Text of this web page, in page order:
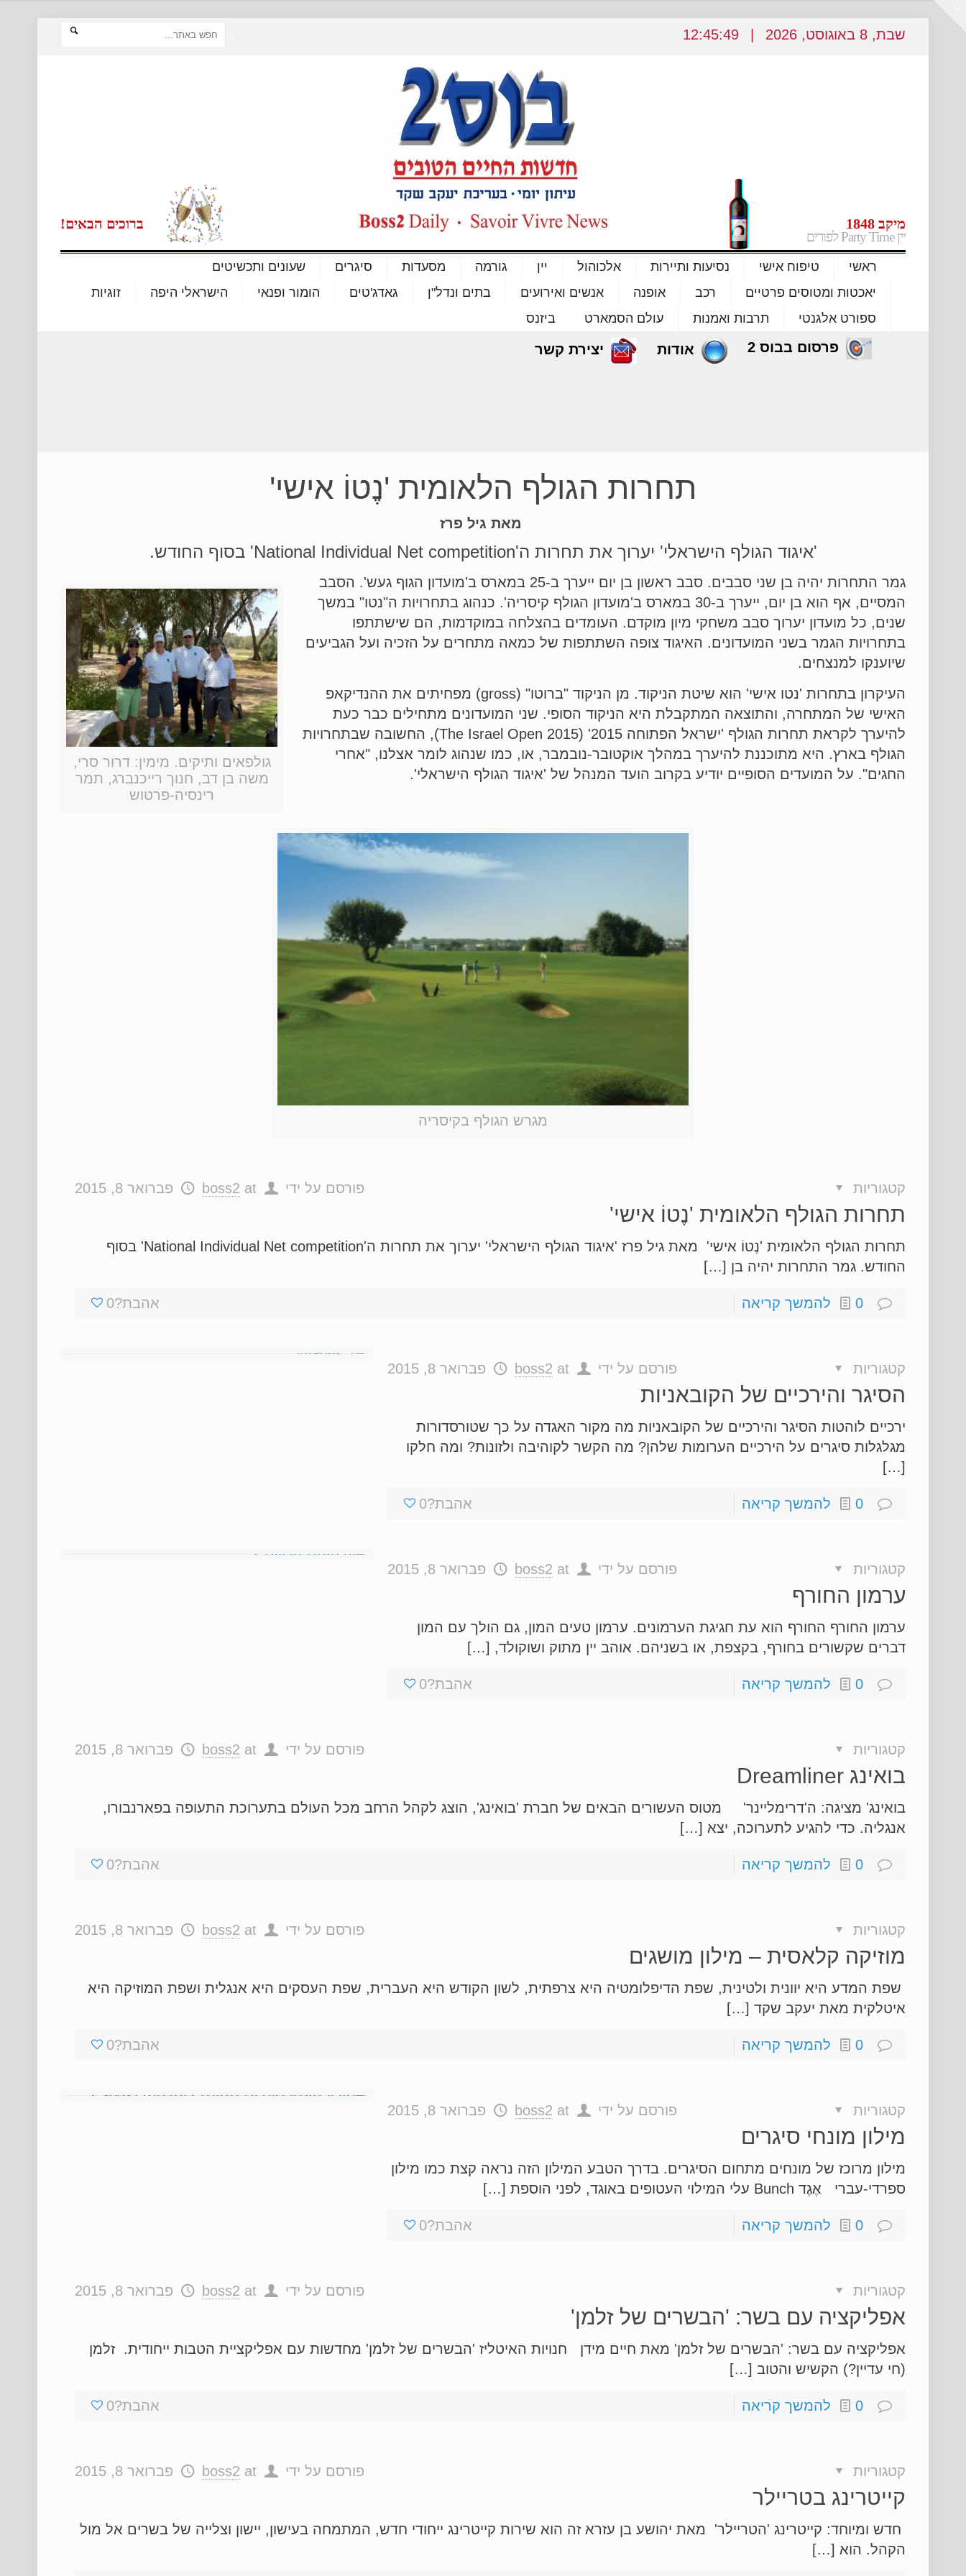
שבת, 8 באוגוסט, 2026
:45:50
ברוכים הבאים! מיקב 1848
יין Party Time לפורים
ראשי טיפוח אישי נסיעות ותיירות אלכוהול יין גורמה מסעדות סיגרים
שעונים ותכשיטים
יאכטות ומטוסים פרטיים
רכב אופנה אנשים ואירועים בתים ונדל"ן גאדג'טים הומור ופנאי הישראלי היפה
זוגיות
ספורט אלגנטי
תרבות ואמנות עולם הסמארט ביזנס
פרסום בבוס 2 אודות יצירת קשר
תחרות הגולף הלאומית 'נֶטוֹ אישי'
מאת גיל פרז
'איגוד הגולף הישראלי' יערוך את תחרות ה'National Individual Net competition' בסוף החודש.
גולפאים ותיקים. מימין: דרור סרי,
משה בן דב, חנוך רייכנברג, תמר
רינסיה-פרטוש
גמר התחרות יהיה בן שני סבבים. סבב ראשון בן יום ייערך ב-25 במארס ב'מועדון הגוף געש'. הסבב
המסיים, אף הוא בן יום, ייערך ב-30 במארס ב'מועדון הגולף קיסריה'. כנהוג בתחרויות ה"נטו" במשך
שנים, כל מועדון יערוך סבב משחקי מיון מוקדם. העומדים בהצלחה במוקדמות, הם שישתתפו
בתחרויות הגמר בשני המועדונים. האיגוד צופה השתתפות של כמאה מתחרים על הזכיה ועל הגביעים
שיוענקו למנצחים.
העיקרון בתחרות 'נטו אישי' הוא שיטת הניקוד. מן הניקוד "ברוטו" (gross) מפחיתים את ההנדיקאפ
האישי של המתחרה, והתוצאה המתקבלת היא הניקוד הסופי. שני המועדונים מתחילים כבר כעת
להיערך לקראת תחרות הגולף 'ישראל הפתוחה 2015' (The Israel Open 2015), החשובה שבתחרויות
הגולף בארץ. היא מתוכננת להיערך במהלך אוקטובר-נובמבר, או, כמו שנהוג לומר אצלנו, "אחרי
החגים". על המועדים הסופיים יודיע בקרוב הועד המנהל של 'איגוד הגולף הישראלי'.
מגרש הגולף בקיסריה
פורסם על ידי boss2 at פברואר 8, 2015 קטגוריות
תחרות הגולף הלאומית 'נֶטוֹ אישי'
תחרות הגולף הלאומית 'נֶטוֹ אישי' מאת גיל פרז 'איגוד הגולף הישראלי' יערוך את תחרות ה'National Individual Net competition' בסוף
החודש. גמר התחרות יהיה בן […]
אהבת?0 0 להמשך קריאה
פורסם על ידי boss2 at פברואר 8, 2015 קטגוריות
הסיגר והירכיים של הקובאניות
ירכיים לוהטות הסיגר והירכיים של הקובאניות מה מקור האגדה על כך שטורסדורות
מגלגלות סיגרים על הירכיים הערומות שלהן? מה הקשר לקוהיבה ולזונות? ומה חלקו
[…]
אהבת?0 0 להמשך קריאה
פורסם על ידי boss2 at פברואר 8, 2015 קטגוריות
ערמון החורף
ערמון החורף החורף הוא עת חגיגת הערמונים. ערמון טעים המון, גם הולך עם המון
דברים שקשורים בחורף, בקצפת, או בשניהם. אוהב יין מתוק ושוקולד, […]
אהבת?0 0 להמשך קריאה
פורסם על ידי boss2 at פברואר 8, 2015 קטגוריות
בואינג Dreamliner
בואינג' מציגה: ה'דרימליינר' מטוס העשורים הבאים של חברת 'בואינג', הוצג לקהל הרחב מכל העולם בתערוכת התעופה בפארנבורו,
אנגליה. כדי להגיע לתערוכה, יצא […]
אהבת?0 0 להמשך קריאה
פורסם על ידי boss2 at פברואר 8, 2015 קטגוריות
מוזיקה קלאסית – מילון מושגים
שפת המדע היא יוונית ולטינית, שפת הדיפלומטיה היא צרפתית, לשון הקודש היא העברית, שפת העסקים היא אנגלית ושפת המוזיקה היא
איטלקית מאת יעקב שקד […]
אהבת?0 0 להמשך קריאה
פורסם על ידי boss2 at פברואר 8, 2015 קטגוריות
מילון מונחי סיגרים
מילון מרוכז של מונחים מתחום הסיגרים. בדרך הטבע המילון הזה נראה קצת כמו מילון
ספרדי-עברי אֶגֶד Bunch עלי המילוי העטופים באוגד, לפני הוספת […]
אהבת?0 0 להמשך קריאה
פורסם על ידי boss2 at פברואר 8, 2015 קטגוריות
אפליקציה עם בשר: 'הבשרים של זלמן'
אפליקציה עם בשר: 'הבשרים של זלמן' מאת חיים מידן חנויות האיטליז 'הבשרים של זלמן' מחדשות עם אפליקציית הטבות ייחודית. זלמן
(חי עדיין?) הקשיש והטוב […]
אהבת?0 0 להמשך קריאה
פורסם על ידי boss2 at פברואר 8, 2015 קטגוריות
קייטרינג בטריילר
חדש ומיוחד: קייטרינג 'הטריילר' מאת יהושע בן עזרא זה הוא שירות קייטרינג ייחודי חדש, המתמחה בעישון, יישון וצלייה של בשרים אל מול
הקהל. הוא […]